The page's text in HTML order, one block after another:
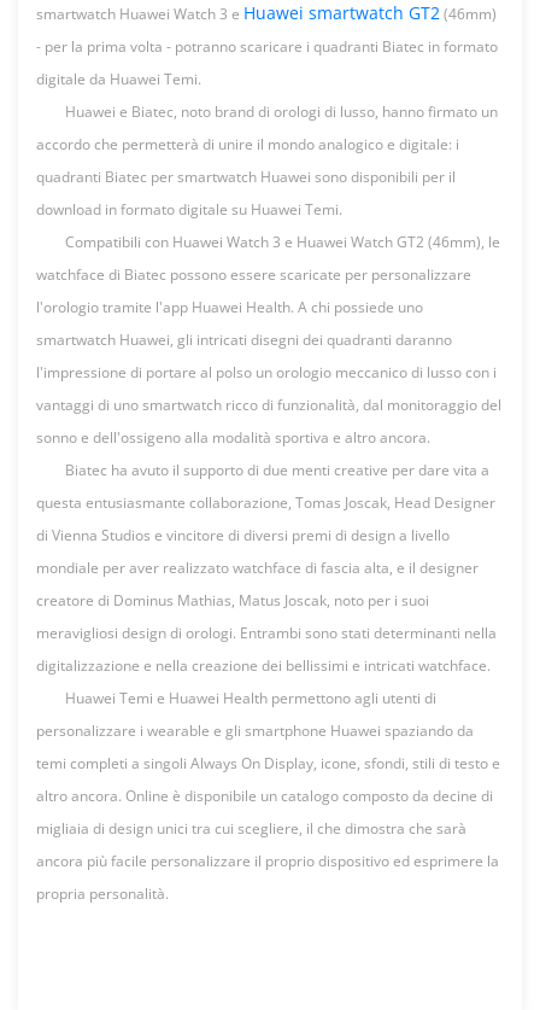
smartwatch Huawei Watch 3 e Huawei smartwatch GT2(46mm)
- per la prima volta - potrannoscaricare i quadranti Biatec informato
digitale da Huawei Temi.
Huawei e Biatec, noto brand di orologi di lusso, hannofirmato un
accordoche permetterà di unire il mondoanalogicoe digitale: i
quadranti Biatec per smartwatch Huawei sonodisponibili per il
download informatodigitale su Huawei Temi.
Compatibili con Huawei Watch 3 e Huawei Watch GT2 (46mm), le
watchface di Biatec possonoessere scaricate per personalizzare
l'orologiotramite l'app Huawei Health. A chi possiede uno
smartwatch Huawei, gli intricati disegni dei quadranti daranno
l'impressione di portare al polso unorologio meccanicodi lussocon i
vantaggi di uno smartwatch riccodi funzionalità, dal monitoraggiodel
sonnoe dell'ossigenoalla modalità sportiva e altroancora.
Biatec ha avuto il supportodi due menti creative per dare vita a
questa entusiasmante collaborazione, Tomas Joscak, Head Designer
di Vienna Studios e vincitore di diversi premi di design a livello
mondiale per aver realizzatowatchface di fascia alta, e il designer
creatore di Dominus Mathias, Matus Joscak, noto per i suoi
meravigliosi design di orologi. Entrambi sonostati determinanti nella
digitalizzazione e nella creazione dei bellissimi e intricati watchface.
Huawei Temi e Huawei Health permettonoagli utenti di
personalizzare i wearable e gli smartphone Huawei spaziandoda
temi completi a singoli Always On Display, icone, sfondi, stili di testo e
altroancora. Online è disponibile uncatalogocompostoda decine di
migliaia di design unici tra cui scegliere, il che dimostra che sarà
ancora piùfacile personalizzare il propriodispositivoedesprimere la
propria personalità.